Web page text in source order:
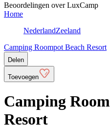
Beoordelingen over LuxCamp
Home
NederlandZeeland
Camping Roompot Beach Resort
Delen
Toevoegen
Camping
Resort